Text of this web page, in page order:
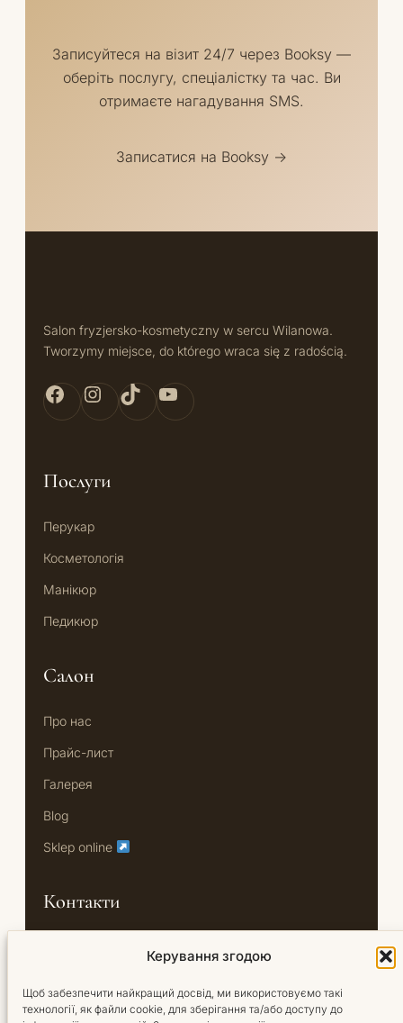
Керування згодою
Щоб забезпечити найкращий досвід, ми використовуємо такі
технології, як файли cookie, для зберігання та/або доступу до
Записуйтеся на візит 24/7 через Booksy —
оберіть послугу, спеціалістку та час. Ви
отримаєте нагадування SMS.
Записатися на Booksy →
Salon fryzjersko-kosmetyczny w sercu Wilanowa.
Tworzymy miejsce, do którego wraca się z radością.
Facebook Bellita
Instagram Bellita
TikTok Bellita
YouTube Bellita
Послуги
Перукар
Косметологія
Манікюр
Педикюр
Салон
Про нас
Прайс-лист
Галерея
Blog
Sklep online
Контакти
+48 791 444 749